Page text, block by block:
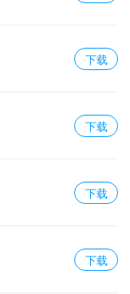
下载
下载
下载
下载